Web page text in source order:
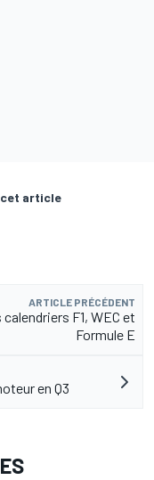
article
ARTICLE PRÉCÉDENT
F1, WEC et
Formule E
en Q3